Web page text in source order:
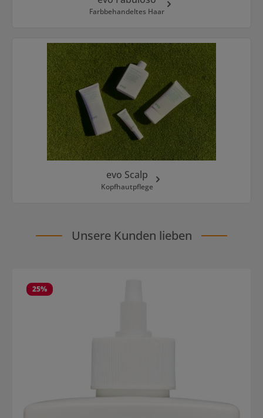
Farbbehandeltes Haar
evo Scalp
Kopfhautpflege
Unsere Kunden lieben
25%